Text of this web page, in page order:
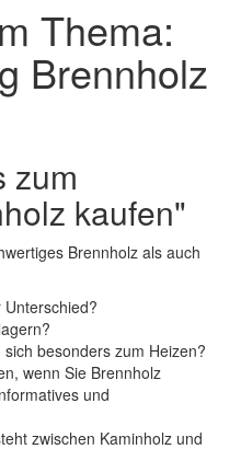
Thema:
Brennholz
zum
kaufen"
Brennholz als auch
besonders zum Heizen?
wenn Sie Brennholz
und
zwischen Kaminholz und